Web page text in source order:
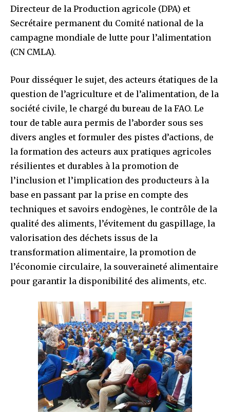
Directeur de la Production agricole (DPA) et
Secrétaire permanent du Comité national de la
campagne mondiale de lutte pour l’alimentation
(CN CMLA).
Pour disséquer le sujet, des acteurs étatiques de la
question de l’agriculture et de l’alimentation, de la
société civile, le chargé du bureau de la FAO. Le
tour de table aura permis de l’aborder sous ses
divers angles et formuler des pistes d’actions, de
la formation des acteurs aux pratiques agricoles
résilientes et durables à la promotion de
l’inclusion et l’implication des producteurs à la
base en passant par la prise en compte des
techniques et savoirs endogènes, le contrôle de la
qualité des aliments, l’évitement du gaspillage, la
valorisation des déchets issus de la
transformation alimentaire, la promotion de
l’économie circulaire, la souveraineté alimentaire
pour garantir la disponibilité des aliments, etc.